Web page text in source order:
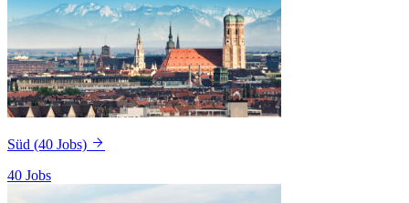
Süd (40 Jobs)
40 Jobs